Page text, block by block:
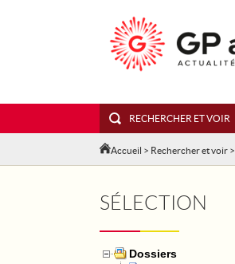
RECHERCHER ET VOIR
Accueil > Rechercher et voir >
SÉLECTION